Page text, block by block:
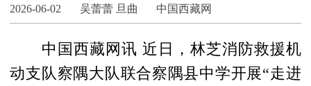
2026-06-02 吴蕾蕾 旦曲 中国西藏网
中国西藏网讯 近日，林芝消防救援机
动支队察隅大队联合察隅县中学开展“走进